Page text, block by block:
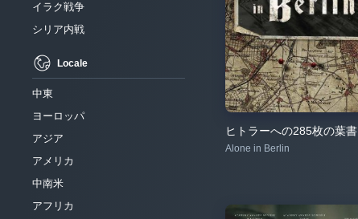
イラク戦争
シリア内戦
Locale
中東
ヨーロッパ
アジア
アメリカ
中南米
アフリカ
ヒトラーへの285枚の葉書
Alone in Berlin